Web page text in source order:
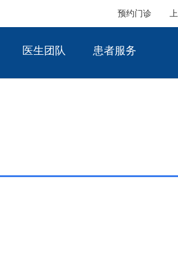
预约门诊
医生团队 患者服务